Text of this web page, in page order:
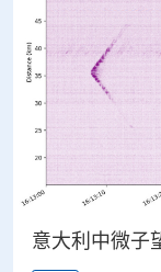
意大利中微子